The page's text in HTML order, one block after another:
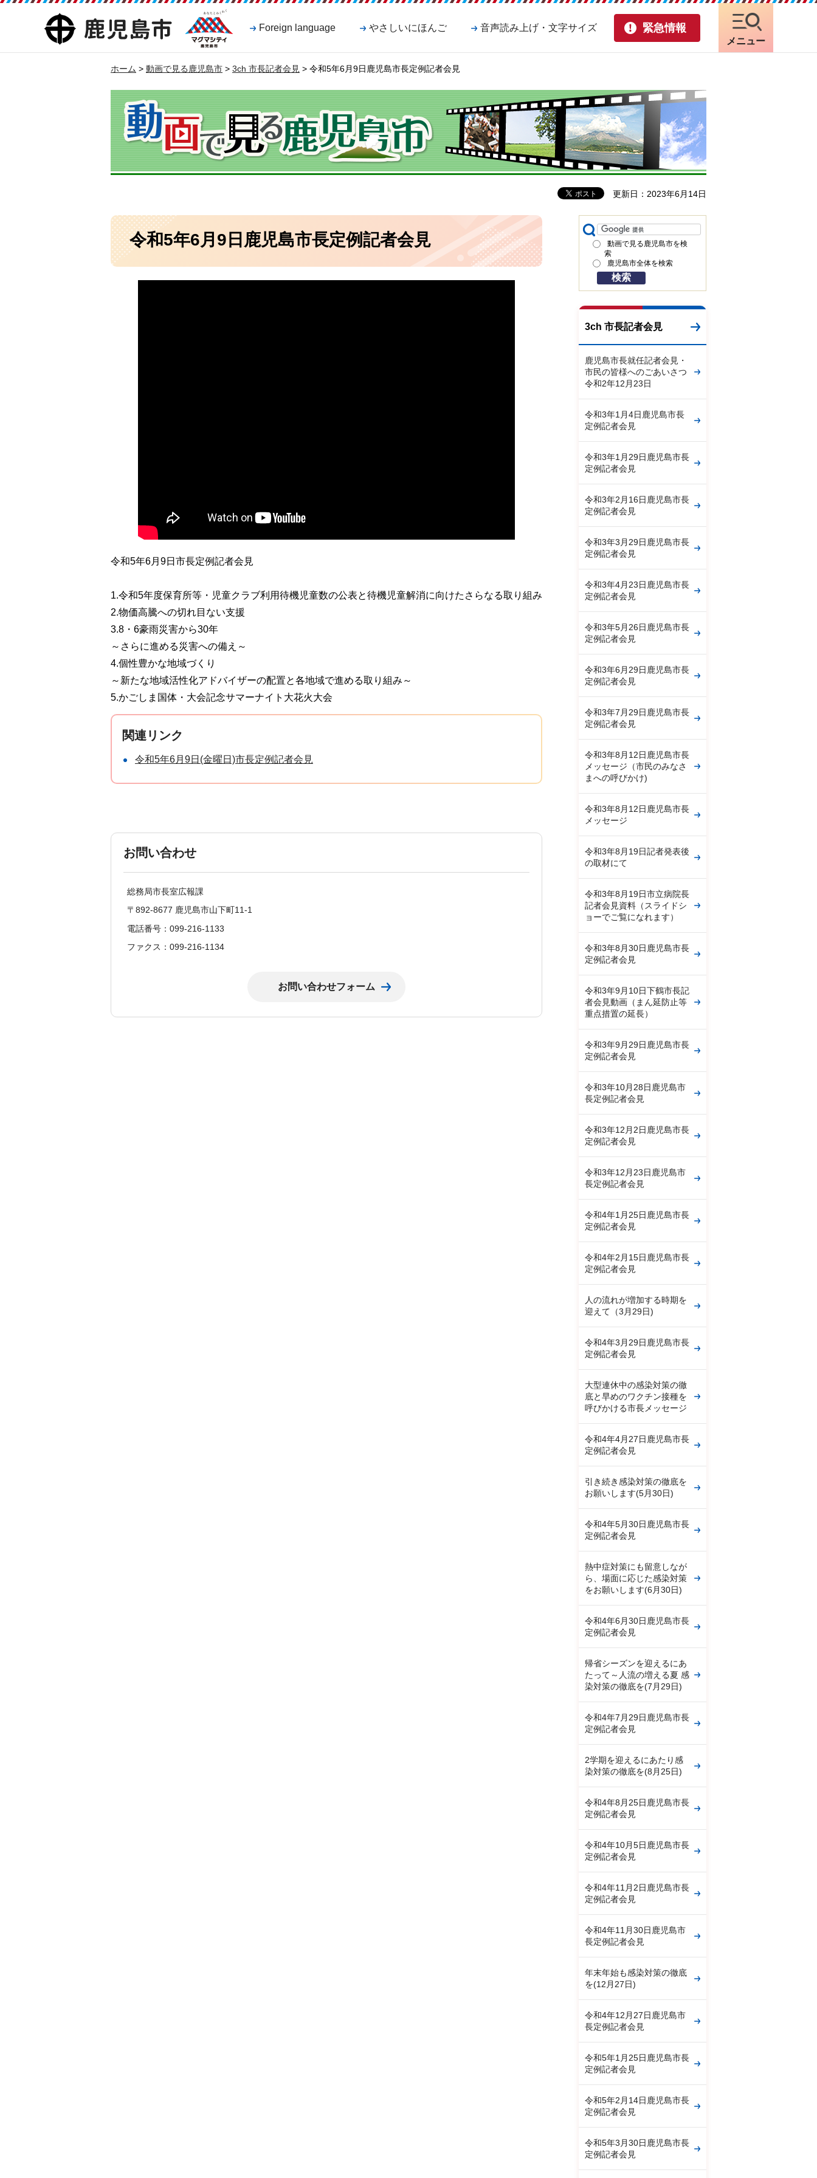
鹿児島市
マグマシティ
鹿児島市
Foreign language やさしいにほんご 音声読み上げ・文字サイズ 緊急情報
メニュー
ホーム > 動画で見る鹿児島市 > 3ch 市長記者会見 > 令和5年6月9日鹿児島市長定例記者会見
更新日：2023年6月14日
令和5年6月9日鹿児島市長定例記者会見
令和5年6月9日市長定例記者会見
1.令和5年度保育所等・児童クラブ利用待機児童数の公表と待機児童解消に向けたさらなる取り組み
2.物価高騰への切れ目ない支援
3.8・6豪雨災害から30年
～さらに進める災害への備え～
4.個性豊かな地域づくり
～新たな地域活性化アドバイザーの配置と各地域で進める取り組み～
5.かごしま国体・大会記念サマーナイト大花火大会
関連リンク
令和5年6月9日(金曜日)市長定例記者会見
お問い合わせ
総務局市長室広報課
〒892-8677 鹿児島市山下町11-1
電話番号：099-216-1133
ファクス：099-216-1134
動画で見る鹿児島市を検
索
鹿児島市全体を検索
3ch 市長記者会見
鹿児島市長就任記者会見・
市民の皆様へのごあいさつ
令和2年12月23日
令和3年1月4日鹿児島市長
定例記者会見
令和3年1月29日鹿児島市長
定例記者会見
令和3年2月16日鹿児島市長
定例記者会見
令和3年3月29日鹿児島市長
定例記者会見
令和3年4月23日鹿児島市長
定例記者会見
令和3年5月26日鹿児島市長
定例記者会見
令和3年6月29日鹿児島市長
定例記者会見
令和3年7月29日鹿児島市長
定例記者会見
令和3年8月12日鹿児島市長
メッセージ（市民のみなさ
まへの呼びかけ)
令和3年8月12日鹿児島市長
メッセージ
令和3年8月19日記者発表後
の取材にて
令和3年8月19日市立病院長
記者会見資料（スライドシ
ョーでご覧になれます）
令和3年8月30日鹿児島市長
定例記者会見
令和3年9月10日下鶴市長記
者会見動画（まん延防止等
重点措置の延長）
令和3年9月29日鹿児島市長
定例記者会見
令和3年10月28日鹿児島市
長定例記者会見
令和3年12月2日鹿児島市長
定例記者会見
令和3年12月23日鹿児島市
長定例記者会見
令和4年1月25日鹿児島市長
定例記者会見
令和4年2月15日鹿児島市長
定例記者会見
人の流れが増加する時期を
迎えて（3月29日)
令和4年3月29日鹿児島市長
定例記者会見
大型連休中の感染対策の徹
底と早めのワクチン接種を
呼びかける市長メッセージ
令和4年4月27日鹿児島市長
定例記者会見
引き続き感染対策の徹底を
お願いします(5月30日)
令和4年5月30日鹿児島市長
定例記者会見
熱中症対策にも留意しなが
ら、場面に応じた感染対策
をお願いします(6月30日)
令和4年6月30日鹿児島市長
定例記者会見
帰省シーズンを迎えるにあ
たって～人流の増える夏 感
染対策の徹底を(7月29日)
令和4年7月29日鹿児島市長
定例記者会見
2学期を迎えるにあたり感
染対策の徹底を(8月25日)
令和4年8月25日鹿児島市長
定例記者会見
令和4年10月5日鹿児島市長
定例記者会見
令和4年11月2日鹿児島市長
定例記者会見
令和4年11月30日鹿児島市
長定例記者会見
年末年始も感染対策の徹底
を(12月27日)
令和4年12月27日鹿児島市
長定例記者会見
令和5年1月25日鹿児島市長
定例記者会見
令和5年2月14日鹿児島市長
定例記者会見
令和5年3月30日鹿児島市長
定例記者会見